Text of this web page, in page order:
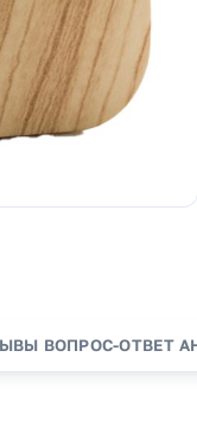
ВОПРОС-ОТВЕТ